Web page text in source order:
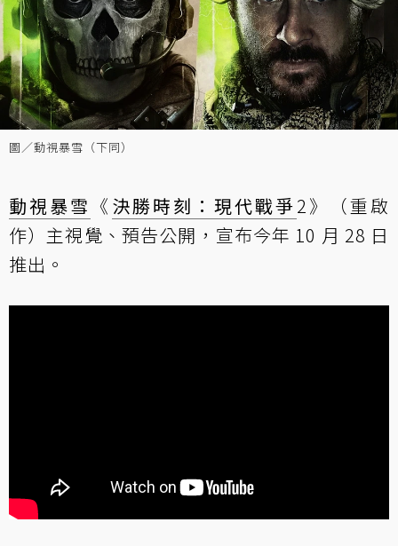
圖／動視暴雪（下同）
動視暴雪 《 決勝時刻：現代戰爭2》（重啟
作）主視覺、預告公開，宣布今年 10 月 28 日
推出。